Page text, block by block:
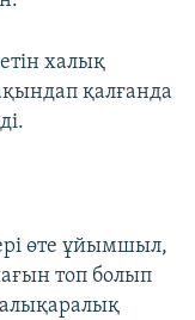
халық
қалғанда
өте ұйымшыл,
топ болып